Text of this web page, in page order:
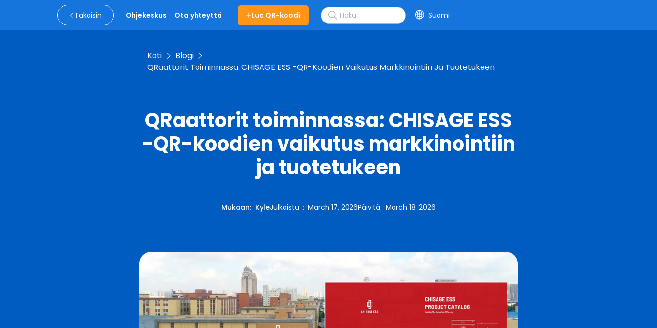
Takaisin Ohjekeskus Ota yhteyttä Luo QR-koodi Suomi
Koti
Blogi
QRaattorit Toiminnassa: CHISAGE ESS -QR-Koodien Vaikutus Markkinointiin Ja Tuotetukeen
QRaattorit toiminnassa: CHISAGE ESS
-QR-koodien vaikutus markkinointiin
ja tuotetukeen
Mukaan: KyleJulkaistu .: March 17, 2026Päivitä: March 18, 2026